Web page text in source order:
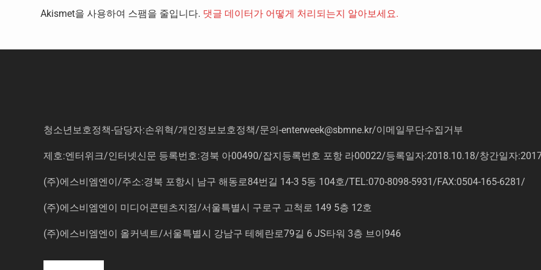
Akismet을 사용하여 스팸을 줄입니다. 댓글 데이터가 어떻게 처리되는지 알아보세요.
청소년보호정책-담당자:손위혁/개인정보보호정책/문의-enterweek@sbmne.kr/이메일무단수집거부
제호:엔터위크/인터넷신문 등록번호:경북 아00490/잡지등록번호 포항 라00022/등록일자:2018.10.18/창간일자
(주)에스비엠엔이/주소:경북 포항시 남구 해동로84번길 14-3 5동 104호/TEL:070-8098-5931/FAX:0504-165-6281/
(주)에스비엠엔이 미디어콘텐츠지점/서울특별시 구로구 고척로 149 5층 12호
(주)에스비엠엔이 올커넥트/서울특별시 강남구 테헤란로79길 6 JS타워 3층 브이946